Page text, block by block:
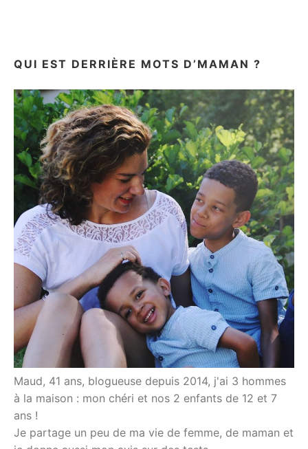
QUI EST DERRIÈRE MOTS D’MAMAN ?
Maud, 41 ans, blogueuse depuis 2014, j'ai 3 hommes
à la maison : mon chéri et nos 2 enfants de 12 et 7
ans !
Je partage un peu de ma vie de femme, de maman et